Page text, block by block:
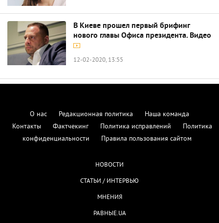
В Киеве прошел первый брифинг
нового главы Офиса президента. Видео
12-02-2020, 13:55
О нас Редакционная политика
Наша команда
Контакты
Фактчекинг Политика исправлений
Политика
конфиденциальности
Правила пользования сайтом
НОВОСТИ
СТАТЬИ / ИНТЕРВЬЮ
МНЕНИЯ
РАВНЫЕ.UA